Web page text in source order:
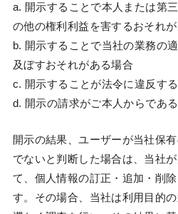
a. 開示することで本人または第
の他の権利利益を害するおそれ
b. 開示することで当社の業務の
及ぼすおそれがある場合
c. 開示することが法令に違反す
d. 開示の請求がご本人からであ
開示の結果、ユーザーが当社保
でないと判断した場合は、当社
て、個人情報の訂正・追加・削
す。その場合、当社は利用目的